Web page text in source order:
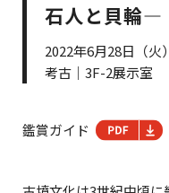
石人と貝輪―
2022年6月28日（火
考古｜3F-2展示室
鑑賞ガイド